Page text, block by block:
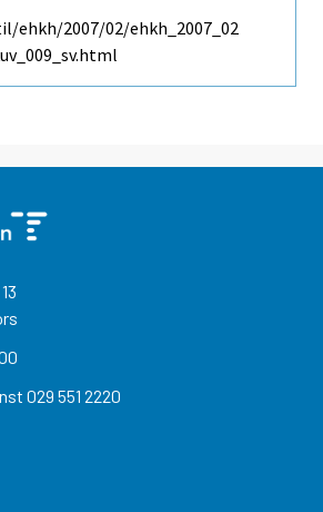
2007/02/ehkh_2007_02
13
029 551 2220